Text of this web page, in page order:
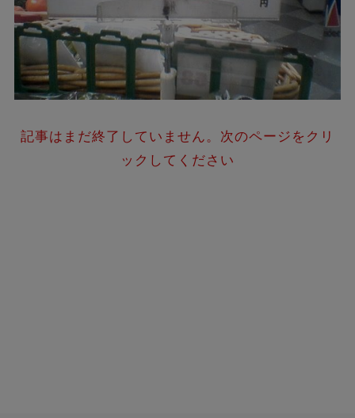
記事はまだ終了していません。次のページをクリ
ックしてください